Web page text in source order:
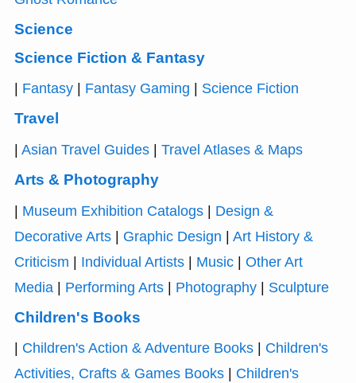
Science
Science Fiction & Fantasy
Fantasy| Fantasy Gaming Science Fiction
Travel
| Asian Travel Guides| Travel Atlases & Maps
Arts & Photography
| Museum Exhibition Catalogs| Design &
Decorative Arts| Graphic Design | Art History &
Criticism | Individual Artists| Music| Other Art
Media| Performing Arts| Photography| Sculpture
Children's Books
Children's Action & Adventure Books| Children's
Activities, Crafts & Games Books| Children's